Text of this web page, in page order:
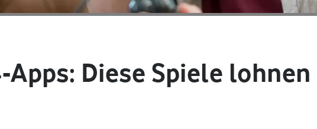
Apps: Diese Spiele lohnen